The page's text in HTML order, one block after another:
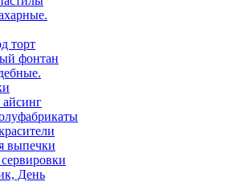
торт
фонтан
выпечки
День